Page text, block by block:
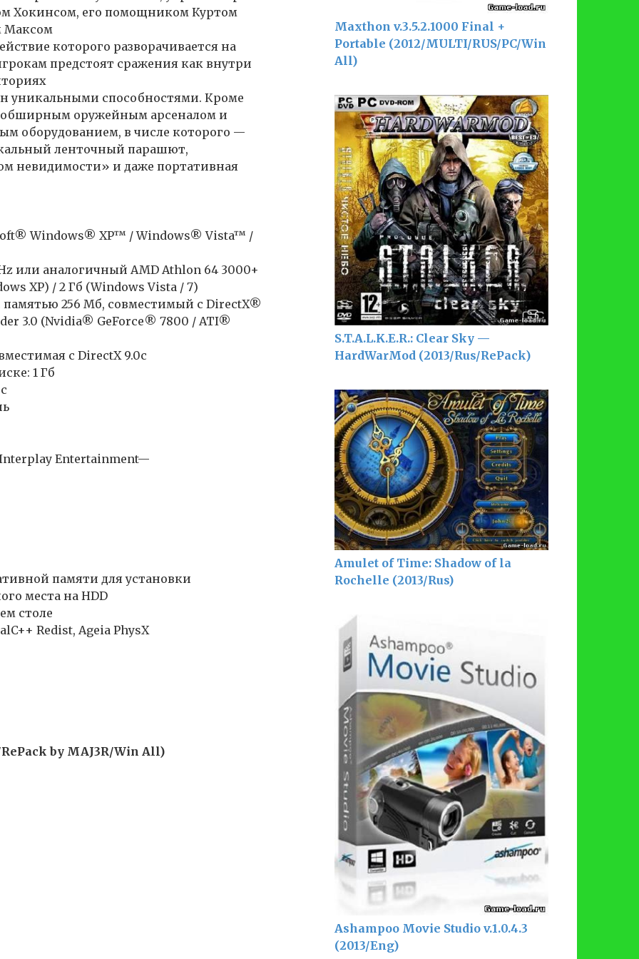
Хокинсом, его помощником Куртом
Максом
которого разворачивается на
предстоят сражения как внутри
уникальными способностями. Кроме
обширным оружейным арсеналом и
оборудованием, в числе которого —
ленточный парашют,
невидимости» и даже портативная
Windows® XP™ / Windows® Vista™ /
или аналогичный AMD Athlon 64 3000+
XP) / 2 Гб (Windows Vista / 7)
памятью 256 Мб, совместимый с DirectX®
3.0 (Nvidia® GeForce® 7800 / ATI®
с DirectX 9.0c
1 Гб
Entertainment—
памяти для установки
места на HDD
столе
Redist, Ageia PhysX
by MAJ3R/Win All)
Maxthon v.3.5.2.1000 Final +
Portable (2012/MULTI/RUS/PC/Win
All)
S.T.A.L.K.E.R.: Clear Sky —
HardWarMod (2013/Rus/RePack)
Amulet of Time: Shadow of la
Rochelle (2013/Rus)
Ashampoo Movie Studio v.1.0.4.3
(2013/Eng)